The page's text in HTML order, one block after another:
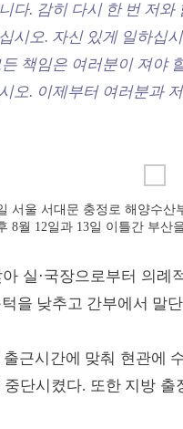
다. 감히 다시 한 번 저
시오. 자신 있게 일하십
책임은 여러분이 져야
오. 이제부터 여러분과
서울 서대문 충정로 해양수
8월 12일과 13일 이틀간 부산
실·국장으로부터 의
을 낮추고 간부에서 말
근시간에 맞춰 현관에
단시켰다. 또한 지방